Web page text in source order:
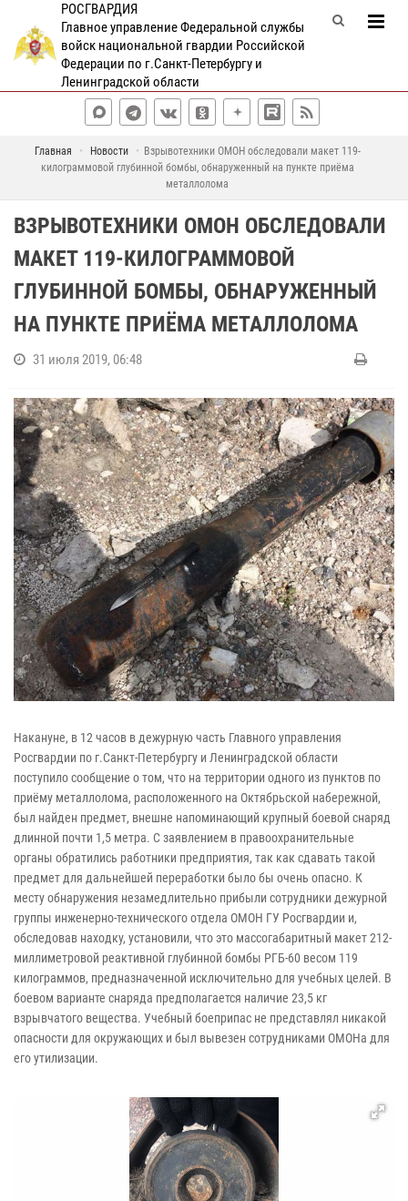
РОСГВАРДИЯ
Главное управление Федеральной службы
войск национальной гвардии Российской
Федерации по г.Санкт-Петербургу и
Ленинградской области
Главная Новости
Взрывотехники ОМОН обследовали макет 119-
килограммовой глубинной бомбы, обнаруженный на пункте приёма
металлолома
ВЗРЫВОТЕХНИКИ ОМОН ОБСЛЕДОВАЛИ
МАКЕТ 119-КИЛОГРАММОВОЙ
ГЛУБИННОЙ БОМБЫ, ОБНАРУЖЕННЫЙ
НА ПУНКТЕ ПРИЁМА МЕТАЛЛОЛОМА
31 июля 2019, 06:48
Накануне, в 12 часов в дежурную часть Главного управления
Росгвардии по г.Санкт-Петербургу и Ленинградской области
поступило сообщение о том, что на территории одного из пунктов по
приёму металлолома, расположенного на Октябрьской набережной,
был найден предмет, внешне напоминающий крупный боевой снаряд
длинной почти 1,5 метра. С заявлением в правоохранительные
органы обратились работники предприятия, так как сдавать такой
предмет для дальнейшей переработки было бы очень опасно. К
месту обнаружения незамедлительно прибыли сотрудники дежурной
группы инженерно-технического отдела ОМОН ГУ Росгвардии и,
обследовав находку, установили, что это массогабаритный макет 212-
миллиметровой реактивной глубинной бомбы РГБ-60 весом 119
килограммов, предназначенной исключительно для учебных целей. В
боевом варианте снаряда предполагается наличие 23,5 кг
взрывчатого вещества. Учебный боеприпас не представлял никакой
опасности для окружающих и был вывезен сотрудниками ОМОНа для
его утилизации.